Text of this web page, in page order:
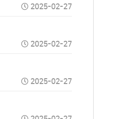
2025-02-27
2025-02-27
2025-02-27